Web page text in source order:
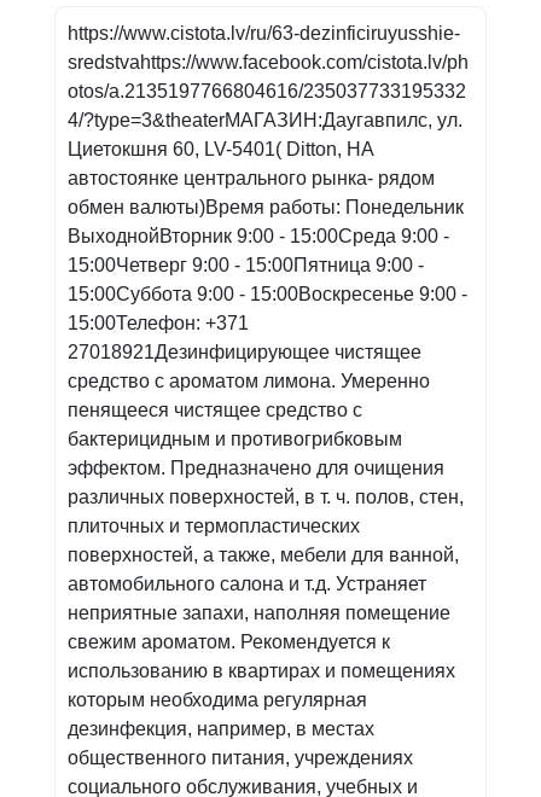
https://www.cistota.lv/ru/63-dezinficiruyusshie-
sredstvahttps://www.facebook.com/cistota.lv/ph
otos/a.2135197766804616/235037733195332
4/?type=3&theaterМАГАЗИН:Даугавпилс, ул.
Циетокшня 60, LV-5401( Ditton, НА
автостоянке центрального рынка- рядом
обмен валюты)Время работы: Понедельник
ВыходнойВторник 9:00 - 15:00Среда 9:00 -
15:00Четверг 9:00 - 15:00Пятница 9:00 -
15:00Суббота 9:00 - 15:00Воскресенье 9:00 -
15:00Телефон: +371
27018921Дезинфицирующее чистящее
средство с ароматом лимона. Умеренно
пенящееся чистящее средство с
бактерицидным и противогрибковым
эффектом. Предназначено для очищения
различных поверхностей, в т. ч. полов, стен,
плиточных и термопластических
поверхностей, а также, мебели для ванной,
автомобильного салона и т.д. Устраняет
неприятные запахи, наполняя помещение
свежим ароматом. Рекомендуется к
использованию в квартирах и помещениях
которым необходима регулярная
дезинфекция, например, в местах
общественного питания, учреждениях
социального обслуживания, учебных и